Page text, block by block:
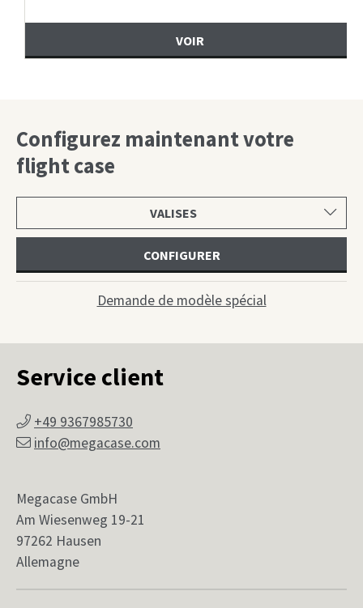
VOIR
Configurez maintenant votre
flight case
une
CONFIGURER
Demande de modèle spécial
Service client
+49 9367985730
info@megacase.com
Megacase GmbH
Am Wiesenweg 19-21
97262 Hausen
Allemagne